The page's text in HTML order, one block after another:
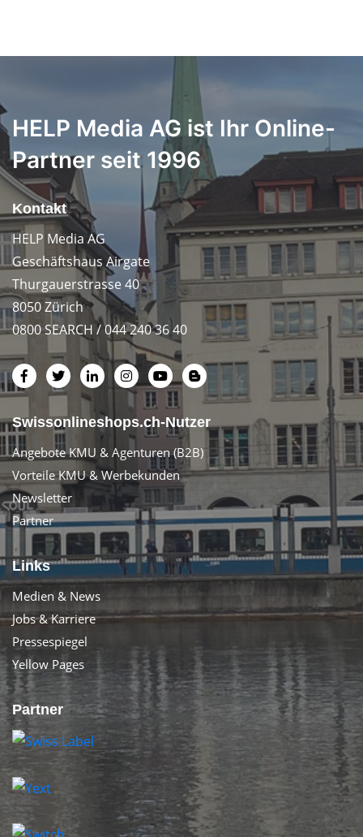
HELP Media AG ist Ihr Online-
Partner seit 1996
Kontakt
HELP Media AG
Geschäftshaus Airgate
Thurgauerstrasse 40
8050 Zürich
0800 SEARCH / 044 240 36 40
Swissonlineshops.ch-Nutzer
Angebote KMU & Agenturen (B2B)
Vorteile KMU & Werbekunden
Newsletter
Partner
Links
Medien & News
Jobs & Karriere
Pressespiegel
Yellow Pages
Partner